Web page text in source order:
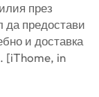
през
да предостави
и доставка
[iThome, in